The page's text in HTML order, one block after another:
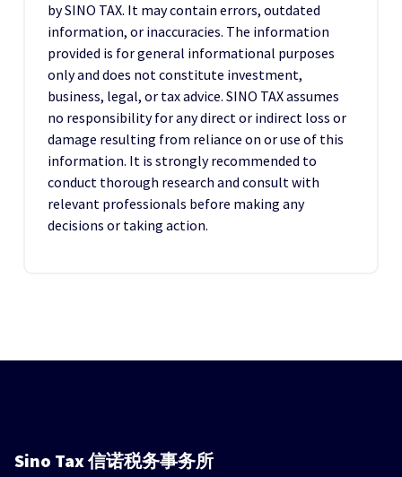
by SINO TAX. It may contain errors, outdated
information, or inaccuracies. The information
provided is for general informational purposes
only and does not constitute investment,
business, legal, or tax advice. SINO TAX assumes
no responsibility for any direct or indirect loss or
damage resulting from reliance on or use of this
information. It is strongly recommended to
conduct thorough research and consult with
relevant professionals before making any
decisions or taking action.
Sino Tax信诺税务事务所